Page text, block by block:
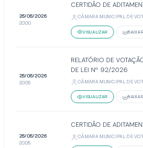
25/05/2026
20:00
CERTIDÃO DE
CÂMARA MUNICIPAL DE
VISUALIZAR BAIXAR
25/05/2026
20:05
RELATÓRIO DE
DE LEI Nº 92/2026
CÂMARA MUNICIPAL DE
VISUALIZAR BAIXAR
25/05/2026
20:05
CERTIDÃO DE
CÂMARA MUNICIPAL DE